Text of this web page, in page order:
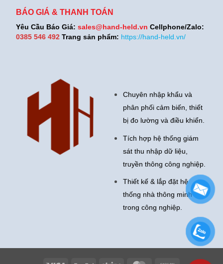
BÁO GIÁ & THANH TOÁN
Yêu Cầu Báo Giá: sales@hand-held.vn Cellphone/Zalo:
0385 546 492Trang sản phẩm: https://hand-held.vn/
Chuyên nhập khẩu và
phân phối cảm biến, thiết
bị đo lường và điều khiển.
Tích hợp hệ thống giám
sát thu nhập dữ liệu,
truyền thông công nghiệp.
Thiết kế & lắp đặt hệ
thống nhà thông minh
trong công nghiệp.